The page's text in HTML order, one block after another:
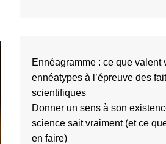
Ennéagramme : ce que valent
ennéatypes à l’épreuve des
scientifiques
Donner un sens à son
science sait vraiment (et ce
en faire)